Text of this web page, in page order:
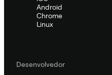
Android
Chrome
Linux
Desenvolvedor